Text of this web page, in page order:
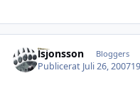
lsjonsson Bloggers
Publicerat Juli 26, 2007